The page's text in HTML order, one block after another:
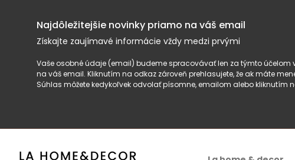
Najdôležitejšie novinky priamo na váš email
Získajte zaujímavé informácie vždy medzi prvými
Vaše osobné údaje (email) budeme spracovávať len za týmto
na váš email. Kliknutím na odkaz zároveň prehlasujete, že ak máte
Súhlas môžete kedykoľvek odvolať písomne, emailom alebo kliknutím